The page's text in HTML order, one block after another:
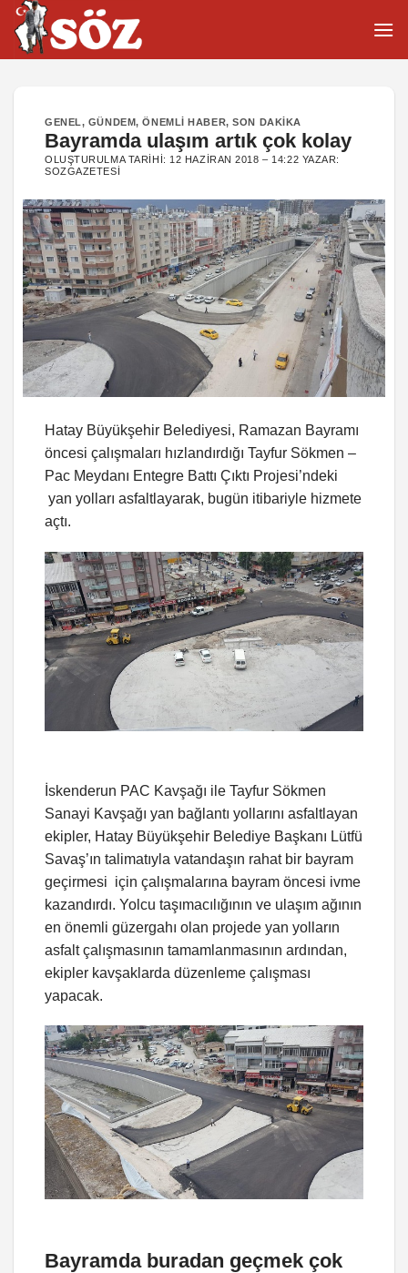
İçeriğe
atla
GENEL, GÜNDEM,ÖNEMLI HABER,SON DAKIKA
Bayramda ulaşım artık çok kolay
OLUŞTURULMA TARIHI: 12 HAZIRAN 2018 – 14:22 YAZAR:
SOZGAZETESI
Hatay Büyükşehir Belediyesi, Ramazan Bayramı
öncesi çalışmaları hızlandırdığı Tayfur Sökmen –
Pac Meydanı Entegre Battı Çıktı Projesi’ndeki
yan yolları asfaltlayarak, bugün itibariyle hizmete
açtı.
İskenderun PAC Kavşağı ile Tayfur Sökmen
Sanayi Kavşağı yan bağlantı yollarını asfaltlayan
ekipler, Hatay Büyükşehir Belediye Başkanı Lütfü
Savaş’ın talimatıyla vatandaşın rahat bir bayram
geçirmesi için çalışmalarına bayram öncesi ivme
kazandırdı. Yolcu taşımacılığının ve ulaşım ağının
en önemli güzergahı olan projede yan yolların
asfalt çalışmasının tamamlanmasının ardından,
ekipler kavşaklarda düzenleme çalışması
yapacak.
Bayramda buradan geçmek çok